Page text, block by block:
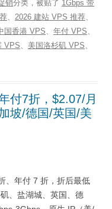
销分类，被贴了 1Gbps 带
、 2026 建站 VPS 推荐、
国香港 VPS、 年付 VPS、
VPS、 美国洛杉矶 VPS、
付7折，$2.07/月
坡/德国/英国/美
、年付 7 折，折后最低
、盐湖城、英国、德